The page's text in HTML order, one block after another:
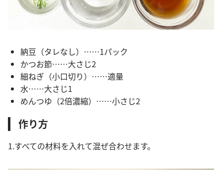
納豆（タレなし）……1パック
かつお節……大さじ2
細ねぎ（小口切り）……適量
水……大さじ1
めんつゆ（2倍濃縮）……小さじ2
作り方
1.すべての材料を入れて混ぜ合わせます。